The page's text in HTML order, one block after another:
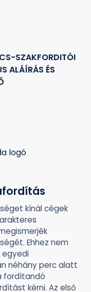
SZAKFORDITÓI
ALÁÍRÁS ÉS
kínál cégek
Ehhez nem
egyedi
néhány perc alatt
fordítandó
kérni. Az első